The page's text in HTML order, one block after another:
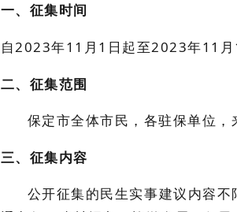
一、征集时间
自2023年11月1日起至2023年11月
二、征集范围
保定市全体市民，各驻保单位，
三、征集内容
公开征集的民生实事建议内容